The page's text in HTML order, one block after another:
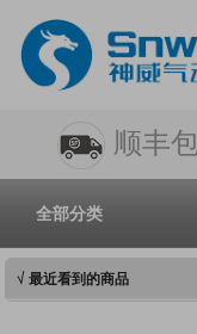
顺丰
全部分类
√ 最近看到的商品